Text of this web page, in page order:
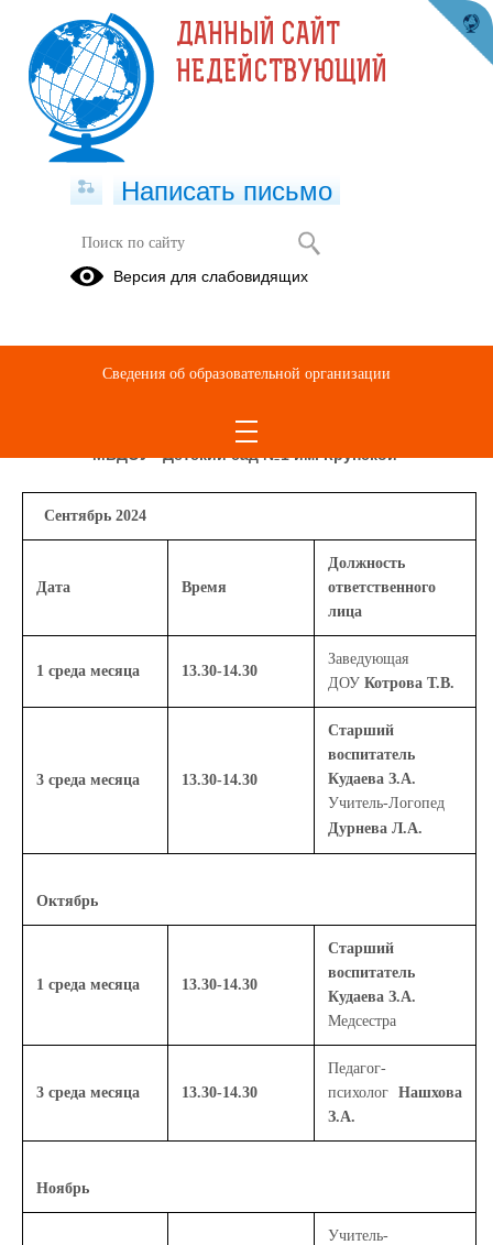
КОНСУЛЬТАТИВНЫЙ ЦЕНТР
График работы консультативного центра
МБДОУ «Детский сад №1 им. Крупской»
Сентябрь 2024
Дата Время
Должность
ответственного
лица
1 среда месяца 13.30-14.30
Заведующая
ДОУ Котрова Т.В.
3 среда месяца 13.30-14.30
Старший
воспитатель
Кудаева З.А.
Учитель-Логопед
Дурнева Л.А.
Октябрь
1 среда месяца 13.30-14.30
Старший
воспитатель
Кудаева З.А.
Медсестра
3 среда месяца 13.30-14.30
Педагог-
психолог Нашхова
З.А.
Ноябрь
Учитель-
ДАННЫЙ САЙТ
НЕДЕЙСТВУЮЩИЙ
Написать письмо
Версия для слабовидящих
Сведения об образовательной организации